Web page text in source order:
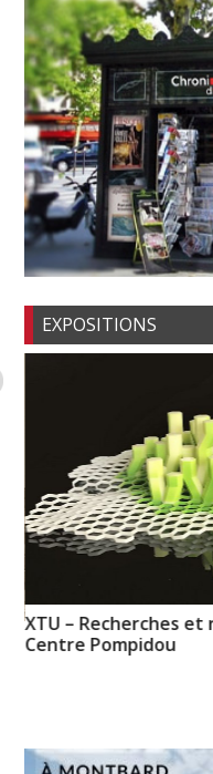
EXPOSITIONS
XTU – Recherches
Centre Pompidou